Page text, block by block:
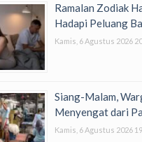
Ramalan Zodiak
Hadapi Peluang
Kamis, 6 Agustus 2026
Siang-Malam,
Menyengat dari
Kamis, 6 Agustus 2026